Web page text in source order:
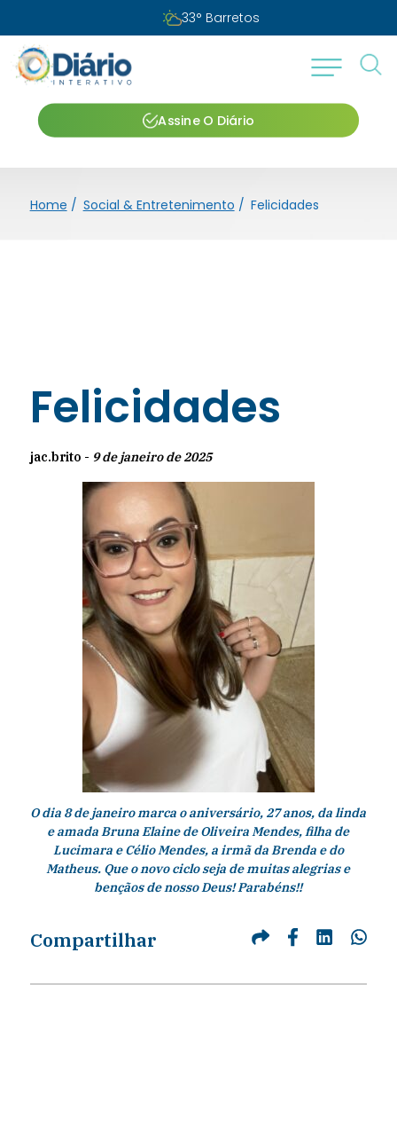
33° Barretos
Assine O Diário
Home / Social & Entretenimento / Felicidades
Felicidades
jac.brito - 9 de janeiro de 2025
O dia 8 de janeiro marca o aniversário, 27 anos, da linda
e amada Bruna Elaine de Oliveira Mendes, filha de
Lucimara e Célio Mendes, a irmã da Brenda e do
Matheus. Que o novo ciclo seja de muitas alegrias e
bençãos de nosso Deus! Parabéns!!
Compartilhar